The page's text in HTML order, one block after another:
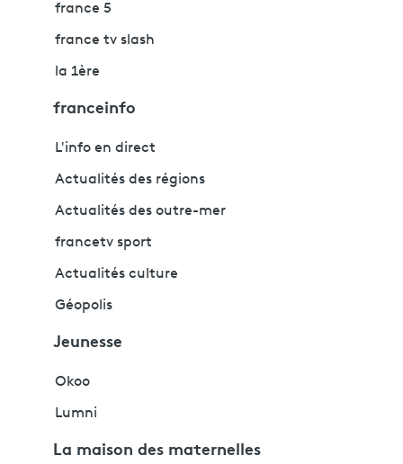
france 5
france tv slash
la 1ère
franceinfo
L'info en direct
Actualités des régions
Actualités des outre-mer
francetv sport
Actualités culture
Géopolis
Jeunesse
Okoo
Lumni
La maison des maternelles